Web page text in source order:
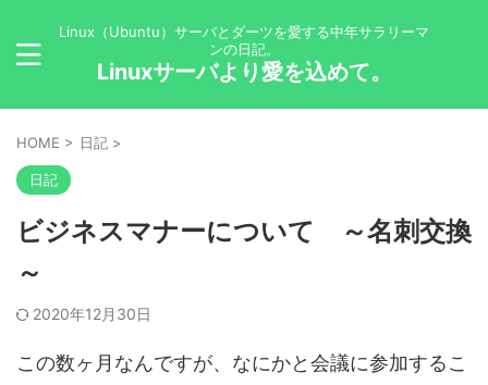
Linux（Ubuntu）サーバとダーツを愛する中年サラリーマ
ンの日記。
Linuxサーバより愛を込めて。
HOME > 日記 >
日記
ビジネスマナーについて ～名刺交換
～
2020年12月30日
この数ヶ月なんですが、なにかと会議に参加するこ